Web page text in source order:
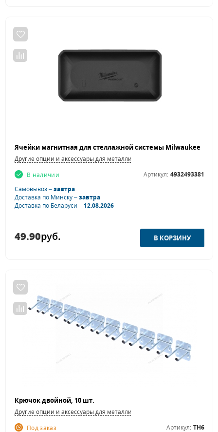
Другие опции и аксессуары для металлической мебели
В наличии
Артикул: 4932493381
Самовывоз –завтра
Доставка по Минску –завтра
Доставка по Беларуси –12.08.2026
49.90руб.
Крючок двойной, 10 шт.
Другие опции и аксессуары для металлической мебели
Под заказ
Артикул: TH6